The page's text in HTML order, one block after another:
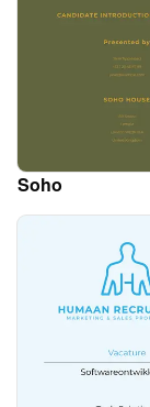
Soho